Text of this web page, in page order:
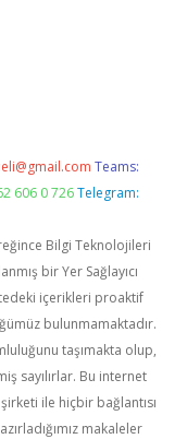
Teams:
606 0 726 Telegram:
Bilgi Teknolojileri
bir Yer Sağlayıcı
içerikleri proaktif
bulunmamaktadır.
taşımakta olup,
sayılırlar. Bu internet
ile hiçbir bağlantısı
makaleler